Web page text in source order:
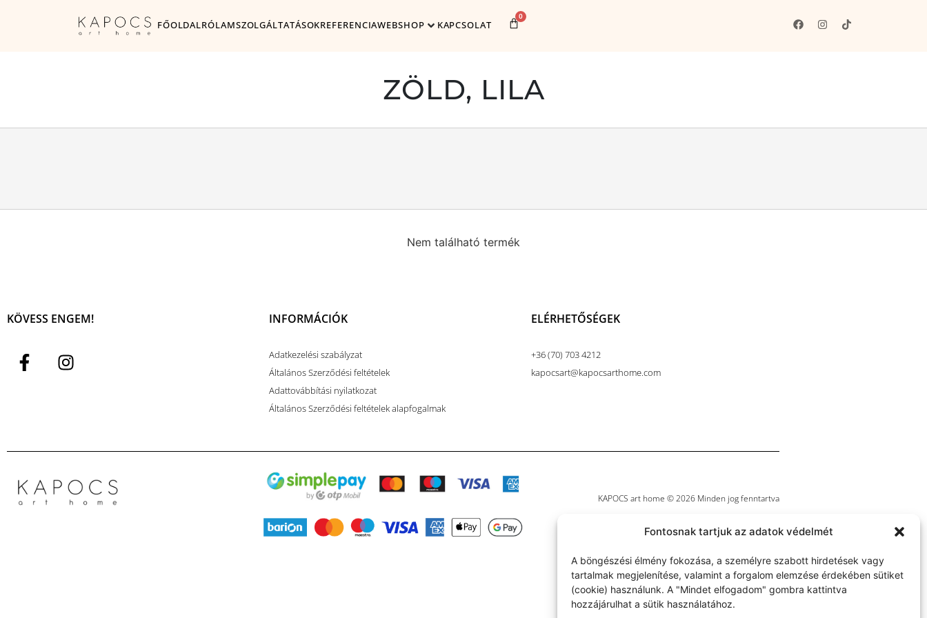
Fontosnak tartjuk az adatok védelmét
A böngészési élmény fokozása, a személyre szabott hirdetések vagy
tartalmak megjelenítése, valamint a forgalom elemzése érdekében sütiket
(cookie) használunk. A "Mindet elfogadom" gombra kattintva
hozzájárulhat a sütik használatához.
FŐOLDALRÓLAMSZOLGÁLTATÁSOKREFERENCIAWEBSHOP KAPCSOLAT
0
ZÖLD, LILA
Nem található termék
KÖVESS ENGEM! INFORMÁCIÓK
Adatkezelési szabályzat
Általános Szerződési feltételek
Adattovábbítási nyilatkozat
Általános Szerződési feltételek alapfogalmak
ELÉRHETŐSÉGEK
+36 (70) 703 4212
kapocsart@kapocsarthome.com
KAPOCS art home © 2026 Minden jog fenntartva